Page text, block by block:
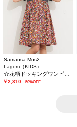
Samansa Mos2
Lagom（KIDS）
￥2,310 -50%OFF-